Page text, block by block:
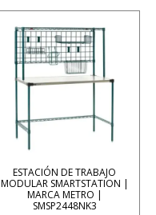
ESTACIÓN DE TRABAJO
MODULAR SMARTSTATION |
MARCA METRO |
SMSP2448NK3